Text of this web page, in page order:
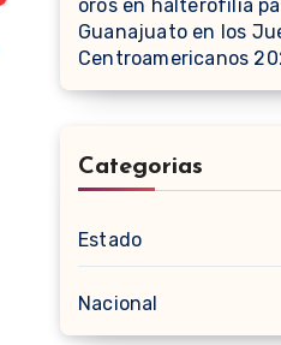
oros en halterofilia
Guanajuato en los
Centroamericanos
Categorias
Estado
Nacional